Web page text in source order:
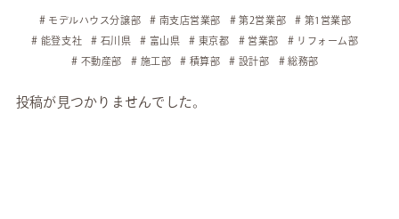
モデルハウス分譲部 南支店営業部 第2営業部 第1営業部
能登支社 石川県 富山県 東京都 営業部 リフォーム部
不動産部 施工部 積算部 設計部 総務部
投稿が見つかりませんでした。